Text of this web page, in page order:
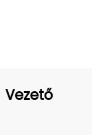
Vezető